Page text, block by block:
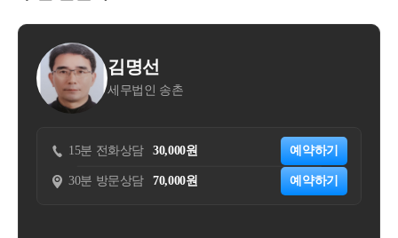
꼼꼼하게 확인하는 것이 중요합니다.
일례를 들어보면,
2019년 6월 사업인정고시
2024년 6월 보상금 수령(등기)
적으로 승계하기때문에상속세 납세의무자가 됩니다.
2) 상속결격자 , 상속포기자민법에서는 상속인의 결격
사유를 아래와 같이 규정하고 있습니다.민법 제1004조
자는 상속인이 되지 못한다. &lt;개정 1990. 1. 13., 2005.
3. 31.&gt;1. 고의로 직계존속, 피상속인, 그 배우자 또는
상속의 선순위나 동순위에 있는 자를 살해하거나 살해
이 모두 같습니다.또한, 골프회원권의 취득 당시 가액
을 기준으로 산정되며, 실제 취득가액을 알기 어려운
경우,시가표준액을 기준으로 취득세를 산정합니다.골
취득, 상속취득)과세표준취득 당시 실제가액 or 시가표
준액신고,납부기한유상 취득 : 취득한 날부터 60일 이
내상속 취득 : 상속개시일이 속한 달의 말일부터 6개월
에 대해 알려드리고, 저가양수도를 중점적으로 설명드
렸습니다.대체로 자녀들이 부모님 보유 부동산을 저가
로 양수하는 경우가 많아 저가양수도를 중점적으로 설
명드렸으나,오늘은 고가로 양도하는 경우에 대해 알아
보겠습니다.고가양도 또한, 저가양수도 거래와 판단하
는 조건은 같습니다.다만, (시가 - 대가) 즉, 시가보다 주
는 대가가 적은 것을 전제로 한 저가양수도와 다르게,
(대가 - 시가)를 기준으로 판단하게 된다는 것이 차이점
입니다.고가양도는, 자녀가 보유한 부동산을 부모님에
예약하기
예약하기
15분 전화상담 50,000원
30분 방문상담 200,000원